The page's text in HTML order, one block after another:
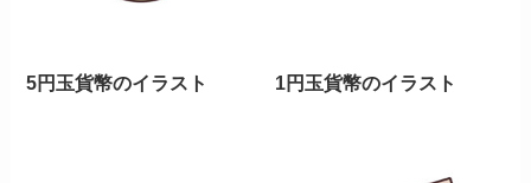
5円玉貨幣のイラスト 1円玉貨幣のイラスト